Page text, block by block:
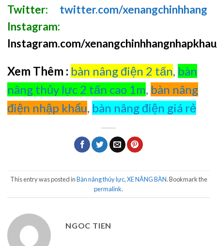
Twitter:
twitter.com/xenangchinhhang
Instagram:
Instagram.com/
Xem Thêm : bàn nâng điện 2 tấn, bàn
nâng thủy lực 2 tấn cao 1m, bàn nâng
điện nhập khẩu, bàn nâng điện giá rẻ
This entry was posted inBàn nâng thủy lực,XE NÂNG BÀN. Bookmark the
permalink.
NGOC TIEN